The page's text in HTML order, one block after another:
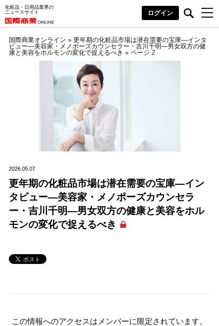
化粧品・日用品業界の
ニュースサイト
ログイン
国際商業オンライン » 更年期の化粧品市場は潜在需要の宝庫―インタ
ビュー―美容家・メノポーズカウンセラー・吉川千明―男女双方の健
康と美容をホルモンの変化で捉えるべき » ページ 2
2026.05.07
更年期の化粧品市場は潜在需要の宝庫―イン
タビュー―美容家・メノポーズカウンセラ
ー・吉川千明―男女双方の健康と美容をホル
モンの変化で捉えるべき
この情報へのアクセスはメンバーに限定されています。